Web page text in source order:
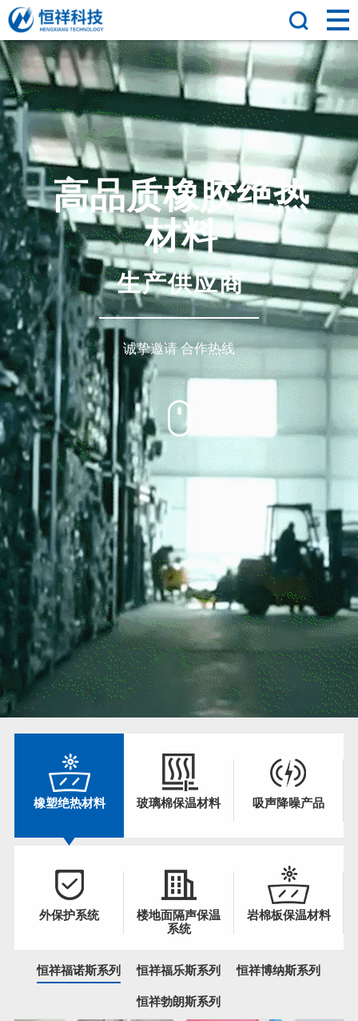
高品质橡胶绝热
材料
生产供应商
诚挚邀请 合作热线
橡塑绝热材料 玻璃棉保温材料 吸声降噪产品
外保护系统
楼地面隔声保温
系统
岩棉板保温材料
恒祥福诺斯系列 恒祥福乐斯系列 恒祥博纳斯系列
恒祥勃朗斯系列